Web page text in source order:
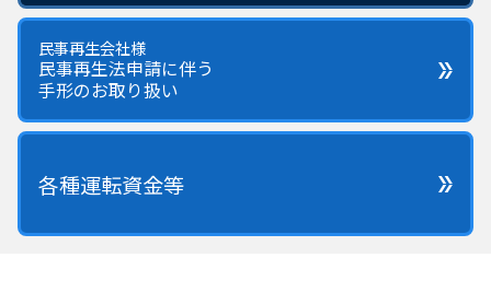
民事再生会社様
民事再生法申請に伴う
手形のお取り扱い
各種運転資金等